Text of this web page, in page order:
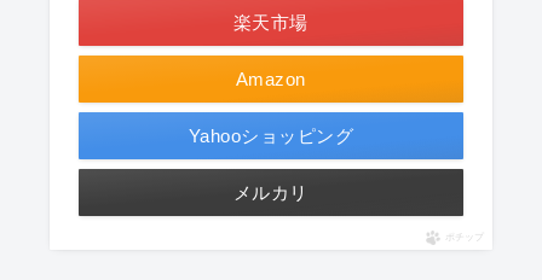
Amazon
楽天市場
Yahooショッピング
メルカリ
ポチップ